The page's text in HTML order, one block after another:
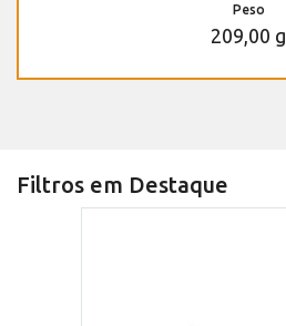
Peso
209,00 g
Filtros em Destaque